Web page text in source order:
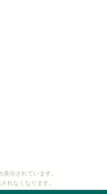
示されています。
れなくなります。